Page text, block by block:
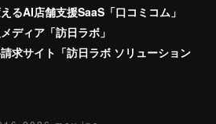
るAI店舗支援SaaS「口コミコム」
ディア「訪日ラボ」
求サイト「訪日ラボ ソリューション